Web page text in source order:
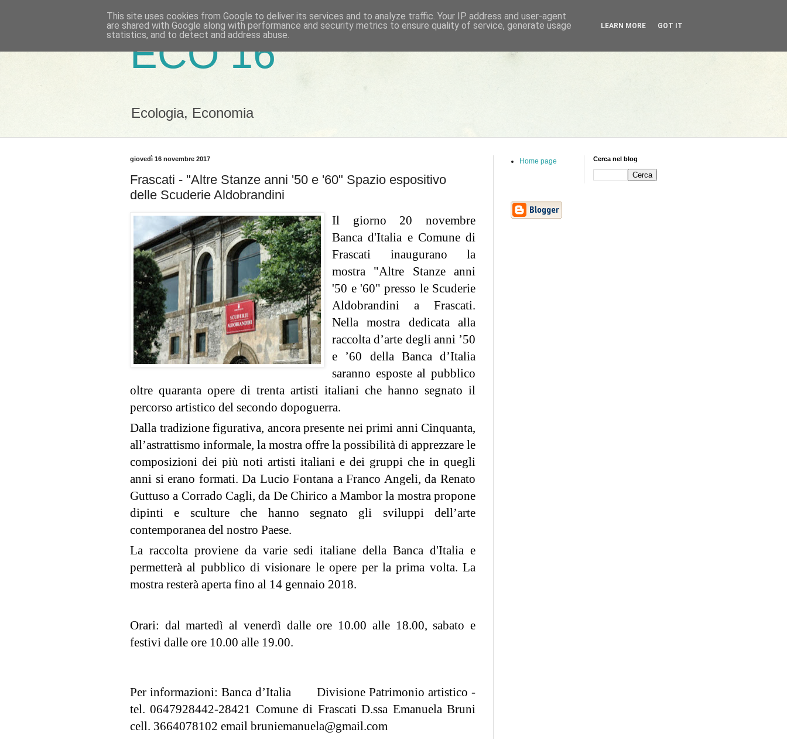
ECO 16
Ecologia, Economia
giovedì 16 novembre 2017
Frascati - "Altre Stanze anni '50 e '60" Spazio espositivo
delle Scuderie Aldobrandini
Il giorno 20 novembre
Banca d'Italia e Comune di
Frascati inaugurano la
mostra "Altre Stanze anni
'50 e '60" presso le Scuderie
Aldobrandini a Frascati.
Nella mostra dedicata alla
raccolta d’arte degli anni ’50
e ’60 della Banca d’Italia
saranno esposte al pubblico
oltre quaranta opere di trenta artisti italiani che hanno segnato il
percorso artistico del secondo dopoguerra.
Dalla tradizione figurativa, ancora presente nei primi anni Cinquanta,
all’astrattismo informale, la mostra offre la possibilità di apprezzare le
composizioni dei più noti artisti italiani e dei gruppi che in quegli
anni si erano formati. Da Lucio Fontana a Franco Angeli, da Renato
Guttuso a Corrado Cagli, da De Chirico a Mambor la mostra propone
dipinti e sculture che hanno segnato gli sviluppi dell’arte
contemporanea del nostro Paese.
La raccolta proviene da varie sedi italiane della Banca d'Italia e
permetterà al pubblico di visionare le opere per la prima volta. La
mostra resterà aperta fino al 14 gennaio 2018.
Orari: dal martedì al venerdì dalle ore 10.00 alle 18.00, sabato e
festivi dalle ore 10.00 alle 19.00.
Per informazioni: Banca d’Italia
Divisione Patrimonio artistico -
tel. 0647928442-28421 Comune di Frascati D.ssa Emanuela Bruni
cell. 3664078102 email bruniemanuela@gmail.com
Home page Cerca nel blog
This site uses cookies from Google to deliver its services and to analyze traffic. Your IP address and user-agent
are shared with Google along with performance and security metrics to ensure quality of service, generate usage
statistics, and to detect and address abuse.
LEARN MORE GOT IT